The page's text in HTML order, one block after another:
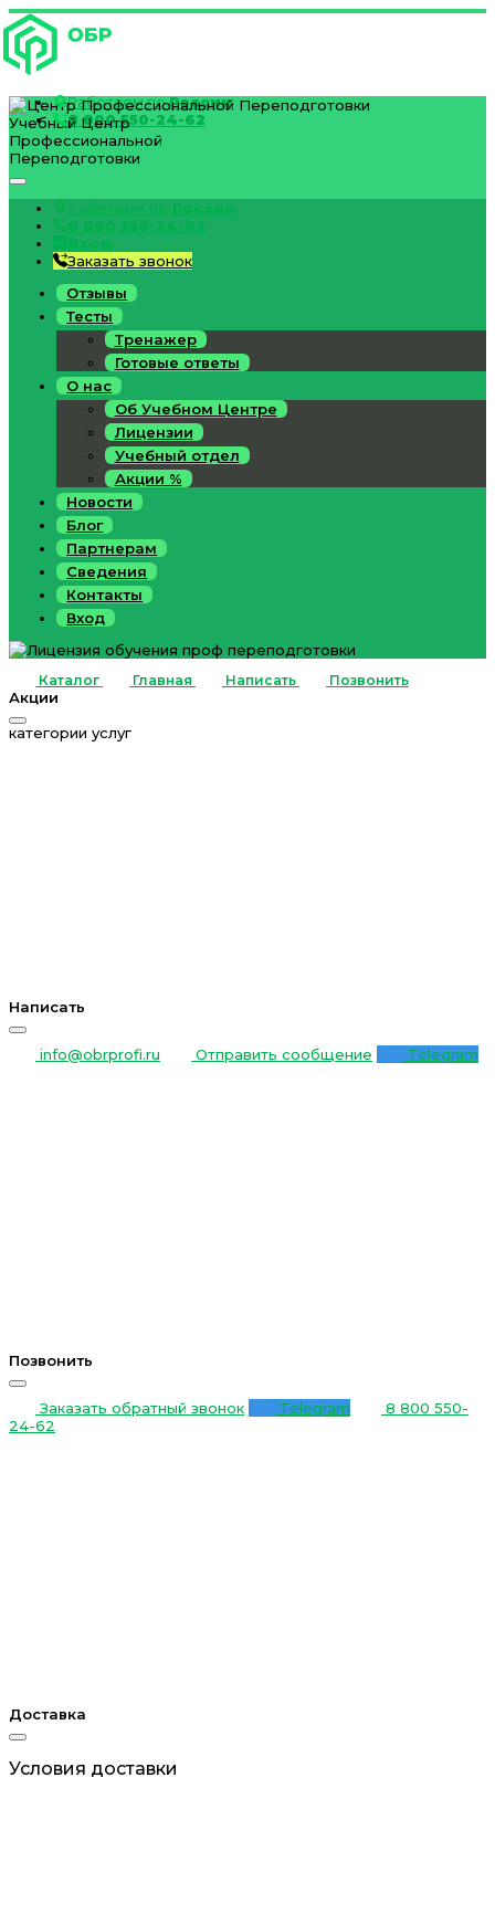
Работаем поРоссии
8 800 550-24-62
Учебный Центр
Профессиональной
Переподготовки
Работаем по России
8 800 550-24-62
Вход
Заказать звонок
Отзывы
Тесты
Тренажер
Готовые ответы
О нас
Об Учебном Центре
Лицензии
Учебный отдел
Акции %
Новости
Блог
Партнерам
Сведения
Контакты
Вход
Каталог Главная Написать Позвонить
Акции
категории услуг
Написать
info@obrprofi.ru Отправить сообщение Telegram
Позвонить
Заказать обратный звонок Telegram
8 800 550-
24-62
Доставка
Условия доставки